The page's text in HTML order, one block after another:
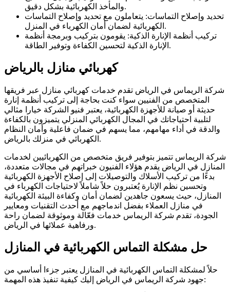
والمأخذ الكهربائية بشكل دقيق.
تحديد وإصلاح التماسات: يتعاملون مع تحديد وإصلاح التماسات
الكهربائية لضمان أمان الكهرباء في المنزل.
تركيب أنظمة الإنارة الذكية: يقومون بتركيب وبرمجة أنظمة
الإنارة الذكية لتحسين الكفاءة وتوفير الطاقة.
كهربائي منازل بالرياض
شركة الريماس في الرياض تقدم خدمات كهربائي منازل عبر فريقها
المتخصص من الفنيين سواء كنت بحاجة إلى تركيب أنظمة إنارة
حديثة أو صيانة للأجهزة الكهربائية، يعتبر فنيو الشركة خيارا مثالي
لتلبية احتياجاتك في المجال الكهربائي المنزلي يتميزون بالكفاءة
والدقة في أداء مهامهم، مما يسهم في ضمان فاعلية وأمان النظام
الكهربائي في منزلك بالرياض.
شركة الريماس تتميز بتوفير فريق متخصص من الكهربائيين لخدمات
المنازل في الرياض يقدم هؤلاء الفنيون خبراتهم في مجالات متعددة،
بدءًا من تركيب الأسلاك والتوصيلات إلى إصلاح الأجهزة الكهربائية
وتحسين نظم الإنارة يُعتبرون حلاً شاملاً لاحتياجات الكهرباء في
المنازل، حيث يسعون جاهدين لضمان أمان وكفاءة البيئة الكهربائية
في منازل العملاء بفضل اندماجهم مع أحدث التقنيات ومعايير
الجودة، تقدم شركة الريماس خدمات فعّالة وموثوقة لضمان راحة
ورفاهية عملائها في الرياض.
حل مشكلة التماس الكهربائية في المنازل
حلاً لمشكلة التماس الكهربائية في المنازل يعتبر جزءا أساسي من
جهود شركة الريماس في الرياض إليك كيفية تنفيذ هذه المهمة: